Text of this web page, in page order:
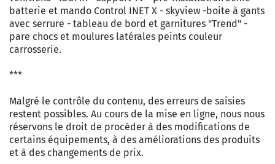
batterie et mando Control INET X - skyview -boite à gants
avec serrure - tableau de bord et garnitures "Trend" -
pare chocs et moulures latérales peints couleur
carrosserie.
***
Malgré le contrôle du contenu, des erreurs de saisies
restent possibles. Au cours de la mise en ligne, nous nous
réservons le droit de procéder à des modifications de
certains équipements, à des améliorations des produits
et à des changements de prix.